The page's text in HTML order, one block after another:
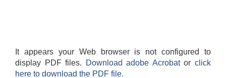
It appears your Web browser is not configured to
display PDF files.
Download adobe Acrobatorclick
here to download the PDF file.